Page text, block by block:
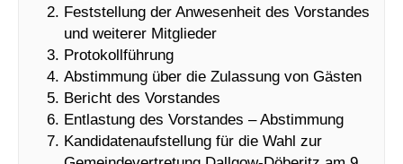
Feststellung der Anwesenheit des Vorstandes
und weiterer Mitglieder
Protokollführung
Abstimmung über die Zulassung von Gästen
Bericht des Vorstandes
Entlastung des Vorstandes – Abstimmung
Kandidatenaufstellung für die Wahl zur